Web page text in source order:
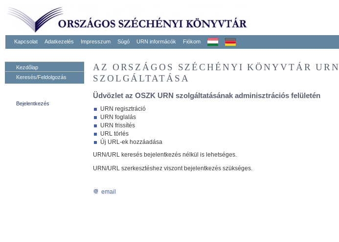
Kapcsolat Adatkezelés Impresszum Súgó URN informácók Fiókom
Kezdőlap
Keresés/Feldolgozás
Bejelentkezés
AZ ORSZÁGOS SZÉCHÉNYI KÖNYVTÁR URN
SZOLGÁLTATÁSA
Üdvözlet az OSZK URN szolgáltatásának adminisztrációs felületén
URN regisztráció
URN foglalás
URN frissítés
URL törlés
Új URL-ek hozzáadása
URN/URL keresés bejelentkezés nélkül is lehetséges.
URN/URL szerkesztéshez viszont bejelentkezés szükséges.
email